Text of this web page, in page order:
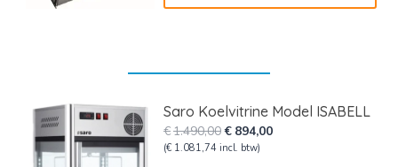
Saro Koelvitrine Model ISABELL
€1.490,00Oorspronkelijke
prijs
€ 894,00Huidige
(€ 1.081,74 incl. btw)